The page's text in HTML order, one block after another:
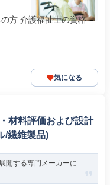
方 介護福祉士の資格
気になる
材料評価および設計
/繊維製品)
開する専門メーカーに